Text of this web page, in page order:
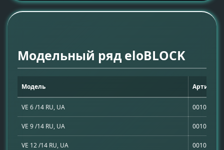
Модельный ряд eloBLOCK
Модель
VE 6 /14 RU, UA
VE 9 /14 RU, UA
VE 12 /14 RU, UA